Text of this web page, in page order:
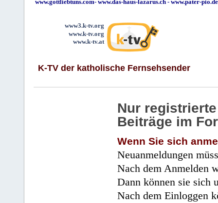
www.gottliebtuns.com- www.das-haus-lazarus.ch - www.pater-pio.de
www3.k-tv.org
www.k-tv.org
www.k-tv.at
K-TV der katholische Fernsehsender
Nur
Beiträge im
Wenn Sie sich
Neuanmeldungen
Nach dem Anmelden
Dann können sie sich
Nach dem Einloggen